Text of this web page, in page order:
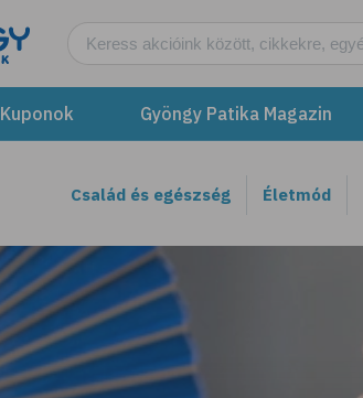
Kuponok Gyöngy Patika Magazin
Család és egészség Életmód